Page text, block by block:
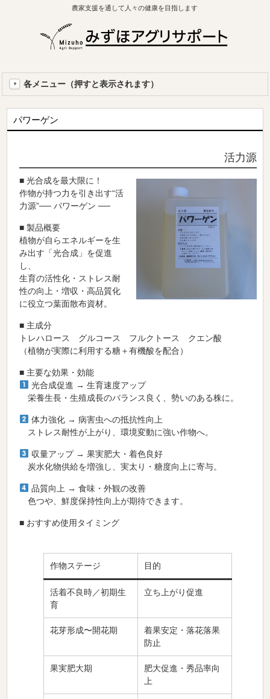
農家支援を通して人々の健康を目指します
各メニュー（押すと表示されます）
パワーゲン
活力源
■光合成を最大限に！
作物が持つ力を引き出す“活
力源”── パワーゲン ──
■ 製品概要
植物が自らエネルギーを生
み出す「光合成」を促進
し、
生育の活性化・ストレス耐
性の向上・増収・高品質化
に役立つ葉面散布資材。
■ 主成分
トレハロース グルコース フルクトース クエン酸
（植物が実際に利用する糖＋有機酸を配合）
■ 主要な効果・効能
光合成促進 → 生育速度アップ
栄養生長・生殖成長のバランス良く、勢いのある株に。
体力強化 → 病害虫への抵抗性向上
ストレス耐性が上がり、環境変動に強い作物へ。
収量アップ → 果実肥大・着色良好
炭水化物供給を増強し、実太り・糖度向上に寄与。
品質向上 → 食味・外観の改善
色つや、鮮度保持性向上が期待できます。
■ おすすめ使用タイミング
作物ステージ 目的
活着不良時／初期生
育
立ち上がり促進
花芽形成〜開花期
着果安定・落花落果
防止
果実肥大期
肥大促進・秀品率向
上